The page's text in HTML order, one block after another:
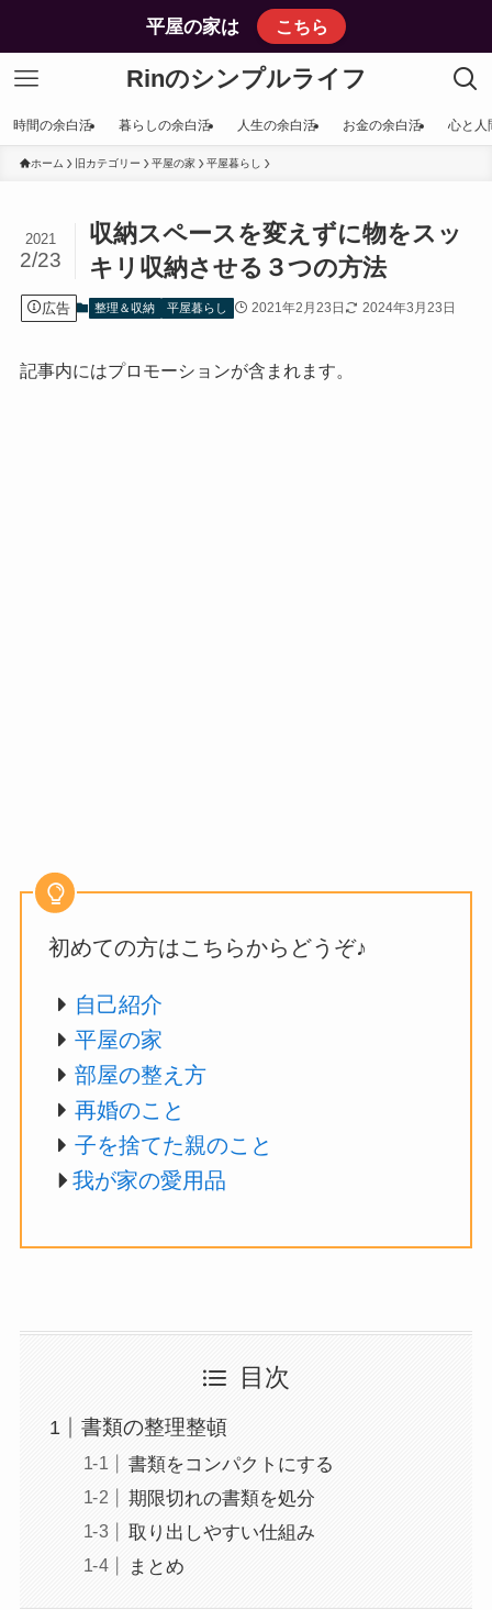
平屋の家は こちら
Rinのシンプルライフ
時間の余白活 暮らしの余白活 人生の余白活 お金の余白活 心と人
ホーム 旧カテゴリー 平屋の家 平屋暮らし
収納スペースを変えずに物をスッ
キリ収納させる３つの方法
2021
2/23
広告 整理＆収納 平屋暮らし 2021年2月23日 2024年3月23日
記事内にはプロモーションが含まれます。
初めての方はこちらからどうぞ♪
自己紹介
平屋の家
部屋の整え方
再婚のこと
子を捨てた親のこと
我が家の愛用品
目次
書類の整理整頓
書類をコンパクトにする
期限切れの書類を処分
取り出しやすい仕組み
まとめ